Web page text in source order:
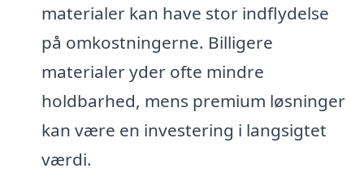
materialer kan have stor indflydelse
på omkostningerne. Billigere
materialer yder ofte mindre
holdbarhed, mens premium løsninger
kan være en investering i langsigtet
værdi.